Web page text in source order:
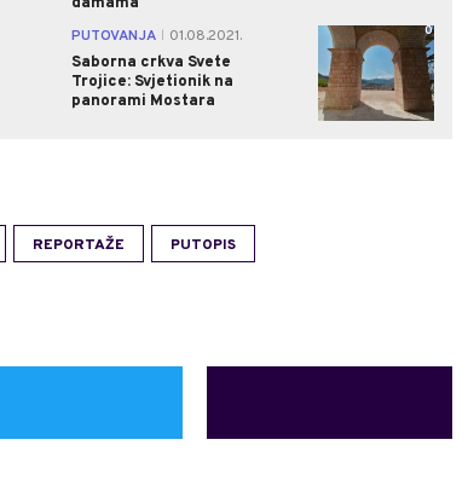
PUTOVANJA
01.08.2021.
Saborna crkva Svete
Trojice: Svjetionik na
panorami Mostara
0
REPORTAŽE PUTOPIS